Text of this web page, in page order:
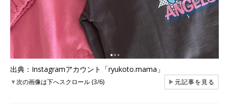
出典：Instagramアカウント「ryukoto.mama」
▼次の画像は下へスクロール (3/6) ▶元記事を見る